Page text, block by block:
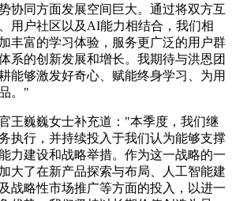
协同方面发展空间巨大。通过将双方互
用户社区以及AI能力相结合，我们相
丰富的学习体验，服务更广泛的用户群
系的创新发展和增长。我期待与洪恩团
能够激发好奇心、赋能终身学习、为用
。"
王巍巍女士补充道："本季度，我们继
执行，并持续投入于我们认为能够支撑
力建设和战略举措。作为这一战略的一
大了在新产品探索与布局、人工智能建
战略性市场推广等方面的投入，以进一